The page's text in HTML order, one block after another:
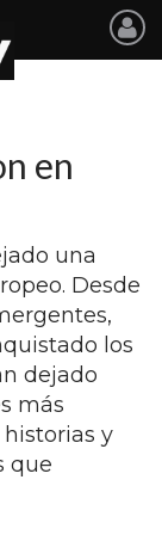
en
una
Desde
los
dejado
más
y
que